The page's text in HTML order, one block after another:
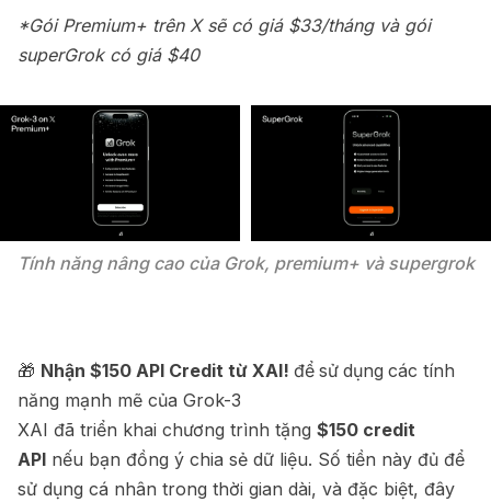
*Gói Premium+ trên X sẽ có giá $33/tháng và gói
superGrok có giá $40
Tính năng nâng cao của Grok, premium+ và supergrok
🎁 Nhận $150 API Credit từ XAI! để sử dụng các tính
năng mạnh mẽ của Grok-3
XAI đã triển khai chương trình tặng $150 credit
API nếu bạn đồng ý chia sẻ dữ liệu. Số tiền này đủ để
sử dụng cá nhân trong thời gian dài, và đặc biệt, đây